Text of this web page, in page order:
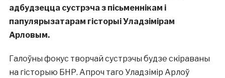
адбудзецца сустрэча з пісьменнікам і
папулярызатарам гісторыі Уладзімірам
Арловым.
Галоўны фокус творчай сустрэчы будзе скіраваны
на гісторыю БНР. Апроч таго Уладзімір Арлоў